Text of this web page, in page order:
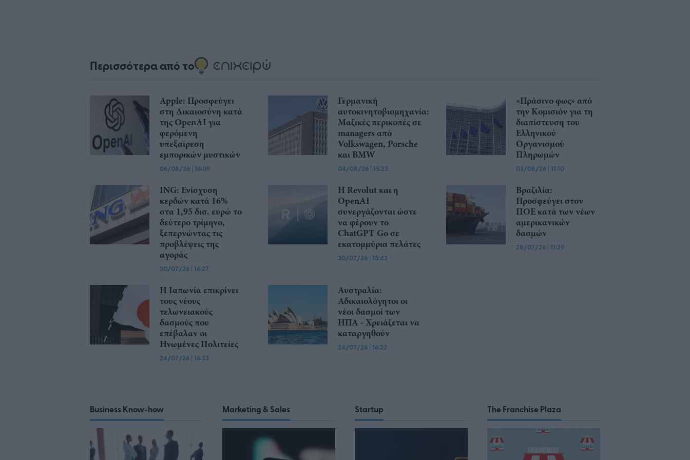
Περισσότερα από το
Apple: Προσφεύγει
στη Δικαιοσύνη κατά
της OpenAI για
φερόμενη
υπεξαίρεση
εμπορικών μυστικών
06/08/26 | 16:09
Γερμανική
αυτοκινητοβιομηχανία:
Μαζικές περικοπές σε
managers από
Volkswagen, Porsche
και BMW
04/08/26 | 15:23
«Πράσινο φως» από
την Κομισιόν για τη
διαπίστευση του
Ελληνικού
Οργανισμού
Πληρωμών
03/08/26 | 11:10
ING: Ενίσχυση
κερδών κατά 16%
στα 1,95 δισ. ευρώ το
δεύτερο τρίμηνο,
ξεπερνώντας τις
προβλέψεις της
αγοράς
30/07/26 | 16:27
Η Revolut και η
OpenAI
συνεργάζονται ώστε
να φέρουν το
ChatGPT Go σε
εκατομμύρια πελάτες
30/07/26 | 15:43
Βραζιλία:
Προσφεύγει στον
ΠΟΕ κατά των νέων
αμερικανικών
δασμών
28/07/26 | 11:29
Η Ιαπωνία επικρίνει
τους νέους
τελωνειακούς
δασμούς που
επέβαλαν οι
Ηνωμένες Πολιτείες
24/07/26 | 16:33
Αυστραλία:
Αδικαιολόγητοι οι
νέοι δασμοί των
ΗΠΑ - Χρειάζεται να
καταργηθούν
24/07/26 | 16:22
Business Know-how Marketing & Sales Startup The Franchise Plaza